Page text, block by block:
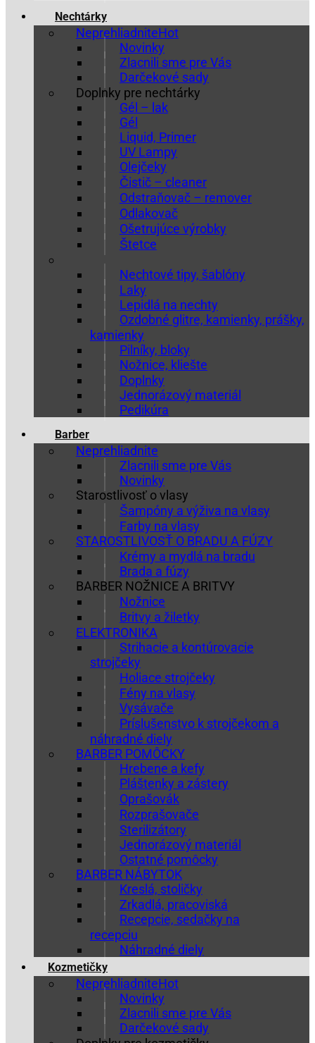
Nechtárky
Neprehliadnite
Novinky
Zlacnili sme pre Vás
Darčekové sady
Doplnky pre nechtárky
Gél – lak
Gél
Liquid, Primer
UV Lampy
Olejčeky
Čistič – cleaner
Odstraňovač – remover
Odlakovač
Ošetrujúce výrobky
Štetce
Nechtové tipy, šablóny
Laky
Lepidlá na nechty
Ozdobné glitre, kamienky, prášky,
kamienky
Pilníky, bloky
Nožnice, kliešte
Doplnky
Jednorázový materiál
Pedikúra
Barber
Neprehliadnite
Zlacnili sme pre Vás
Novinky
Starostlivosť o vlasy
Šampóny a výživa na vlasy
Farby na vlasy
STAROSTLIVOSŤ O BRADU A FÚZY
Krémy a mydlá na bradu
Brada a fúzy
BARBER NOŽNICE A BRITVY
Nožnice
Britvy a žiletky
ELEKTRONIKA
Strihacie a kontúrovacie
strojčeky
Holiace strojčeky
Fény na vlasy
Vysávače
Príslušenstvo k strojčekom a
náhradné diely
BARBER POMÔCKY
Hrebene a kefy
Pláštenky a zástery
Oprašovák
Rozprašovače
Sterilizátory
Jednorázový materiál
Ostatné pomôcky
BARBER NÁBYTOK
Kreslá, stoličky
Zrkadlá, pracoviská
Recepcie, sedačky na
recepciu
Náhradné diely
Kozmetičky
Neprehliadnite
Novinky
Zlacnili sme pre Vás
Darčekové sady